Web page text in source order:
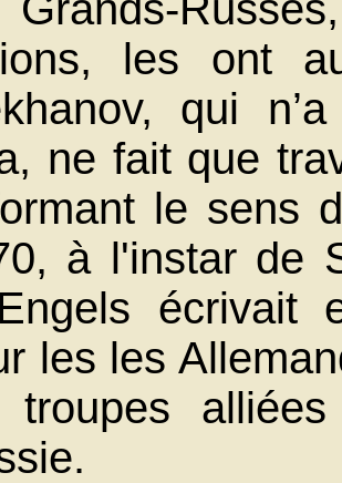
les ont
qui
ne fait que
le sens
à l'instar de
écrivait
les les
troupes